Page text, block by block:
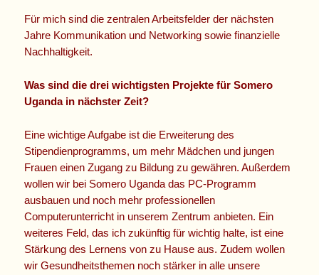
Für mich sind die zentralen Arbeitsfelder der nächsten
Jahre Kommunikation und Networking sowie finanzielle
Nachhaltigkeit.
Was sind die drei wichtigsten Projekte für Somero
Uganda in nächster Zeit?
Eine wichtige Aufgabe ist die Erweiterung des
Stipendienprogramms, um mehr Mädchen und jungen
Frauen einen Zugang zu Bildung zu gewähren. Außerdem
wollen wir bei Somero Uganda das PC-Programm
ausbauen und noch mehr professionellen
Computerunterricht in unserem Zentrum anbieten. Ein
weiteres Feld, das ich zukünftig für wichtig halte, ist eine
Stärkung des Lernens von zu Hause aus. Zudem wollen
wir Gesundheitsthemen noch stärker in alle unsere